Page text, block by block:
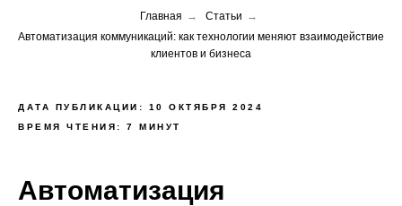
Главная → Статьи →
Автоматизация коммуникаций: как технологии меняют взаимодействие
клиентов и бизнеса
ДАТА ПУБЛИКАЦИИ: 10 ОКТЯБРЯ 2024
ВРЕМЯ ЧТЕНИЯ: 7 МИНУТ
Автоматизация